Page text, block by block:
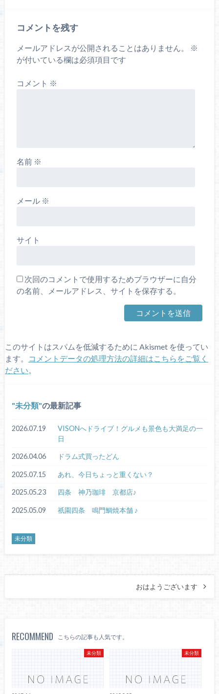
コメントを残す
メールアドレスが公開されることはありません。
※
が付いている欄は必須項目です
コメント ※
名前 ※
メール ※
サイト
次回のコメントで使用するためブラウザーに自分
の名前、メールアドレス、サイトを保存する。
このサイトはスパムを低減するために Akismet を使ってい
ます。
コメントデータの処理方法の詳細はこちらをご覧く
ださい。
未分類 の最新記事
2026.07.19
VISONへドライブ！グルメも景色も大満足の一
日
2026.04.06 ドラム式買ったどん
2025.07.15 あれ、今日ちょっと重くない？
2025.05.23 四条 神乃珈琲 京都店♪
2025.05.09 祇園四条 鳴門鯛焼本舗 ♪
未分類
おはようございます
RECOMMEND こちらの記事も人気です。
未分類 未分類